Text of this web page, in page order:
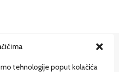
tehnologije poput kolačića